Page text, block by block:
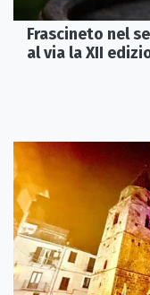
Frascineto nel
al via la XII